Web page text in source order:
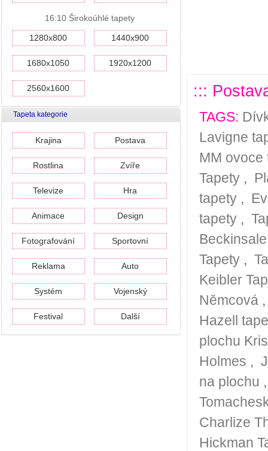
16:10 Širokoúhlé tapety
1280x800 1440x900
1680x1050 1920x1200
2560x1600
Tapeta kategorie
Krajina Postava
Rostlina Zvíře
Televize Hra
Animace Design
Fotografování Sportovní
Reklama Auto
Systém Vojenský
Festival Další
:::
TAGS:
Lavigne
MM ovoce
Tapety ,
tapety ,
tapety ,
Tapety ,
Keibler
Němcová
Hazell
plochu
Holmes ,
na plochu
Charlize
Hickman